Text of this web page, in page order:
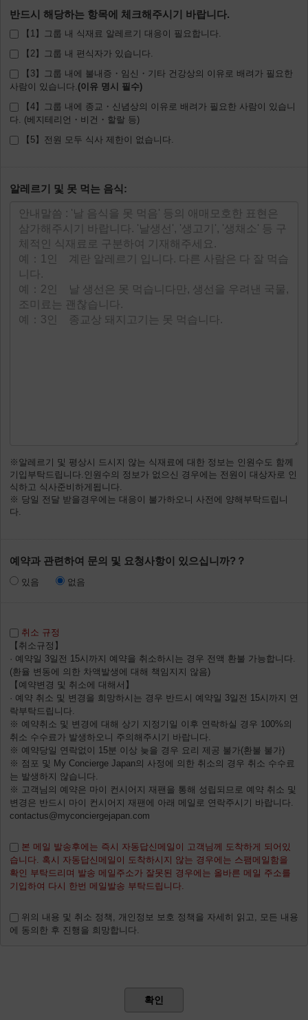
반드시 해당하는 항목에 체크해주시기 바랍니다.
【1】그룹 내 식재료 알레르기 대응이 필요합니다.
【2】그룹 내 편식자가 있습니다.
【3】그룹 내에 불내증・임신・기타 건강상의 이유로 배려가 필요한
사람이 있습니다.
【4】그룹 내에 종교・신념상의 이유로 배려가 필요한 사람이 있습니
다. (베지테리언・비건・할랄 등)
【5】전원 모두 식사 제한이 없습니다.
알레르기 및 못 먹는 음식:
※알레르기 및 평상시 드시지 않는 식재료에 대한 정보는 인원수도 함께
기입부탁드립니다.인원수의 정보가 없으신 경우에는 전원이 대상자로 인
식하고 식사준비하게됩니다.
※ 당일 전달 받을경우에는 대응이 불가하오니 사전에 양해부탁드립니
다.
예약과 관련하여 문의 및 요청사항이 있으십니까?？
있음 없음
취소 규정
【취소규정】
· 예약일 3일전 15시까지 예약을 취소하시는 경우 전액 환불 가능합니다.
(환율 변동에 의한 차액발생에 대해 책임지지 않음)
【예약변경 및 취소에 대해서】
· 예약 취소 및 변경을 희망하시는 경우 반드시 예약일 3일전 15시까지 연
락부탁드립니다.
※ 예약취소 및 변경에 대해 상기 지정기일 이후 연락하실 경우 100%의
취소 수수료가 발생하오니 주의해주시기 바랍니다.
※ 예약당일 연락없이 15분 이상 늦을 경우 요리 제공 불가(환불 불가)
※ 점포 및 My Concierge Japan의 사정에 의한 취소의 경우 취소 수수료
는 발생하지 않습니다.
※ 고객님의 예약은 마이 컨시어지 재팬을 통해 성립되므로 예약 취소 및
변경은 반드시 마이 컨시어지 재팬에 아래 메일로 연락주시기 바랍니다.
contactus@myconciergejapan.com
본 메일 발송후에는 즉시 자동답신메일이 고객님께 도착하게 되어있
습니다. 혹시 자동답신메일이 도착하시지 않는 경우에는 스팸메일함을
확인 부탁드리며 발송 메일주소가 잘못된 경우에는 올바른 메일 주소를
기입하여 다시 한번 메일발송 부탁드립니다.
위의 내용 및 취소 정책, 개인정보 보호 정책을 자세히 읽고, 모든 내용
에 동의한 후 진행을 희망합니다.
확인